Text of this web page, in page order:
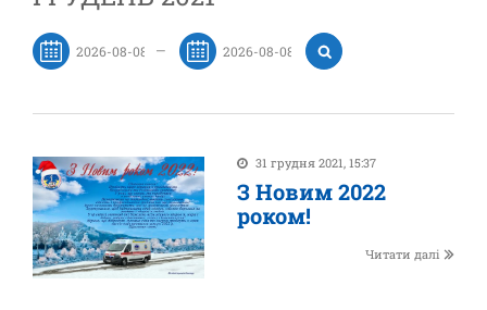
—
31 грудня 2021, 15:37
З Новим 2022
роком!
Читати далі